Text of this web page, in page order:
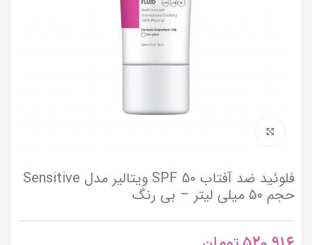
فلوئید ضد آفتاب SPF 50 ویتالیر مدل Sensitive
حجم 50 میلی لیتر – بی رنگ